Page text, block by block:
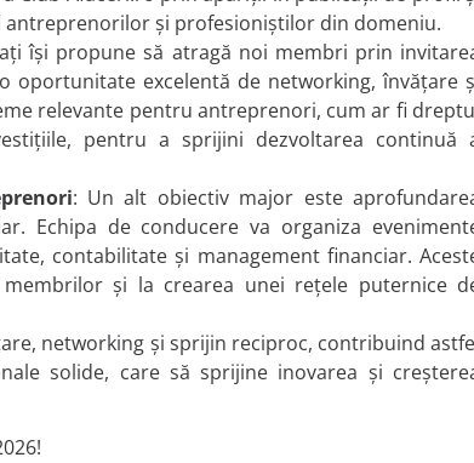
antreprenorilor și profesioniștilor din domeniu.
își propune să atragă noi membri prin
oportunitate excelentă de networking, învățare
relevante pentru antreprenori, cum ar fi
pentru a sprijini dezvoltarea continuă
: Un alt obiectiv major este
Echipa de conducere va organiza
contabilitate și management financiar.
și la crearea unei rețele puternice
networking și sprijin reciproc, contribuind
solide, care să sprijine inovarea și